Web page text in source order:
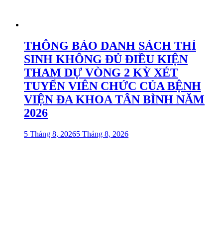
THÔNG BÁO DANH SÁCH THÍ
SINH KHÔNG ĐỦ ĐIỀU KIỆN
THAM DỰ VÒNG 2 KỲ XÉT
TUYỂN VIÊN CHỨC CỦA BỆNH
VIỆN ĐA KHOA TÂN BÌNH NĂM
2026
5 Tháng 8, 20265 Tháng 8, 2026